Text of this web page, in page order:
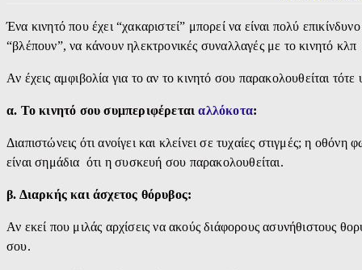
Ένα κινητό που έχει “χακαριστεί” μπορεί να είναι πολύ
“βλέπουν”, να κάνουν ηλεκτρονικές συναλλαγές με το κινητό κλπ
Αν έχεις αμφιβολία για το αν το κινητό σου παρακολουθείται
α. Το κινητό σου συμπεριφέρεταιαλλόκοτα:
Διαπιστώνεις ότι ανοίγει και κλείνει σε τυχαίες στιγμές; η
είναι σημάδια ότι η συσκευή σου παρακολουθείται.
β. Διαρκής και άσχετος θόρυβος:
Αν εκεί που μιλάς αρχίσεις να ακούς διάφορους ασυνήθιστους
σου.